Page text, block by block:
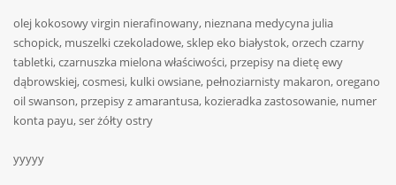
olej kokosowy virgin nierafinowany, nieznana medycyna julia
schopick, muszelki czekoladowe, sklep eko białystok, orzech czarny
tabletki, czarnuszka mielona właściwości, przepisy na dietę ewy
dąbrowskiej, cosmesi, kulki owsiane, pełnoziarnisty makaron, oregano
oil swanson, przepisy z amarantusa, kozieradka zastosowanie, numer
konta payu, ser żółty ostry
yyyyy